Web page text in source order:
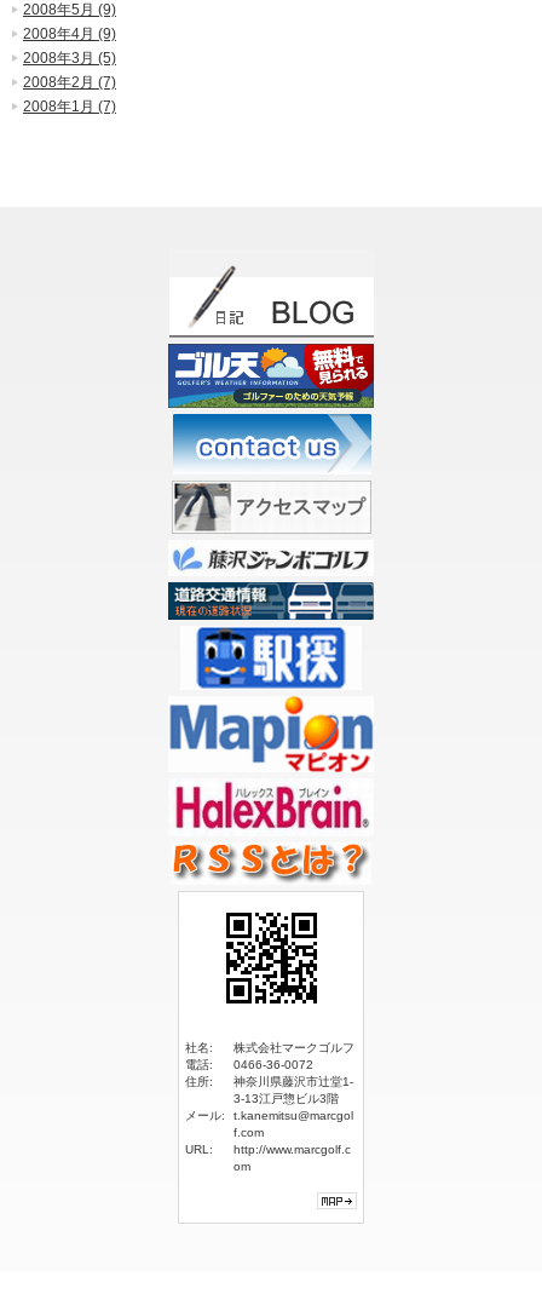
2008年5月 (9)
2008年4月 (9)
2008年3月 (5)
2008年2月 (7)
2008年1月 (7)
社名:
株式会社マークゴルフ
電話:
0466-36-0072
住所:
神奈川県藤沢市辻堂1-
3-13江戸惣ビル3階
メール:
t.kanemitsu@marcgol
f.com
URL:
http://www.marcgolf.c
om